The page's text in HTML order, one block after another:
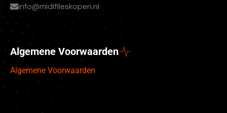
info@midifileskopen.nl
Algemene Voorwaarden
Algemene Voorwaarden